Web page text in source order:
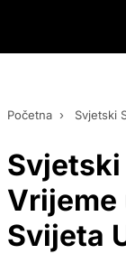
Početna › Svjetski
Svjetski
Vrijeme
Svijeta